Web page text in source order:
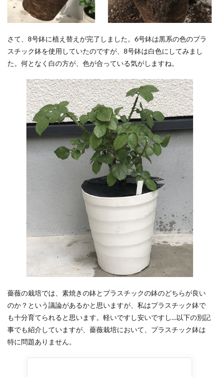
さて、8号鉢に植え替えが完了しました。6号鉢は黒系の色のプラ
スチック鉢を使用していたのですが、8号鉢は白色にしてみまし
た。何となく白の方が、色が合っている気がしますね。
薔薇の栽培では、素焼きの鉢とプラスチックの鉢のどちらが良い
のか？という議論があるかと思いますが、私はプラスチック鉢で
も十分育てられると思います。軽いですし安いですし…以下の別記
事でも紹介していますが、薔薇栽培において、プラスチック鉢は
特に問題ありません。